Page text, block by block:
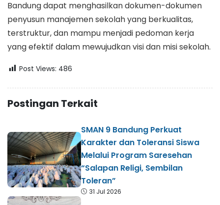
Bandung dapat menghasilkan dokumen-dokumen
penyusun manajemen sekolah yang berkualitas,
terstruktur, dan mampu menjadi pedoman kerja
yang efektif dalam mewujudkan visi dan misi sekolah.
Post Views: 486
Postingan Terkait
SMAN 9 Bandung Perkuat
Karakter dan Toleransi Siswa
Melalui Program Saresehan
“Salapan Religi, Sembilan
Toleran”
31 Jul 2026